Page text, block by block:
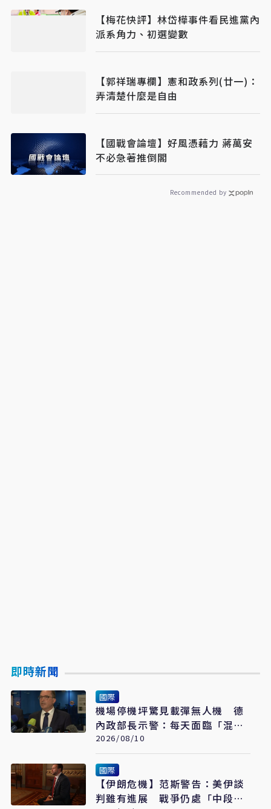
【梅花快評】林岱樺事件看民進黨內
派系角力、初選變數
【郭祥瑞專欄】憲和政系列(廿一)：
弄清楚什麼是自由
【國戰會論壇】好風憑藉力 蔣萬安
不必急著推倒閣
Recommended by
即時新聞
國際
機場停機坪驚見載彈無人機 德
內政部長示警：每天面臨「混合
戰爭」攻擊
2026/08/10
國際
【伊朗危機】范斯警告：美伊談
判雖有進展 戰爭仍處「中段」